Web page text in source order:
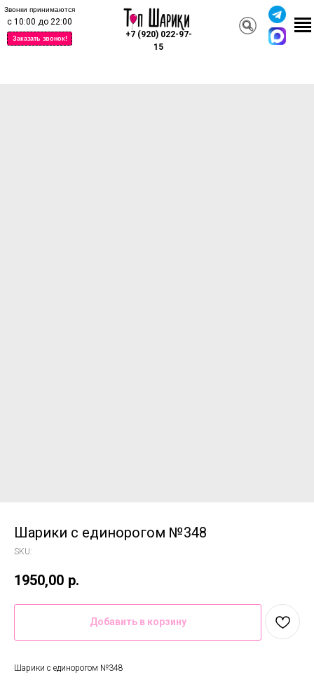
+7 (920) 022-97-
15
Заказать звонок!
Звонки принимаются
с 10:00 до 22:00
Шарики с единорогом №348
SKU:
1950,00 р.
Добавить в корзину
Шарики с единорогом №348